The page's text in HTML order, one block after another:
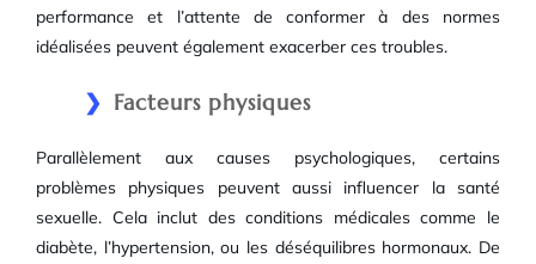
performance et l’attente de conformer à des normes
idéalisées peuvent également exacerber ces troubles.
Facteurs physiques
Parallèlement aux causes psychologiques, certains
problèmes physiques peuvent aussi influencer la santé
sexuelle. Cela inclut des conditions médicales comme le
diabète, l’hypertension, ou les déséquilibres hormonaux. De